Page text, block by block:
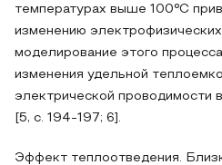
температурах выше 100°C
изменению
моделирование этого
изменения удельной
электрической проводимости
[5, с. 194-197; 6].
Эффект теплоотведения.